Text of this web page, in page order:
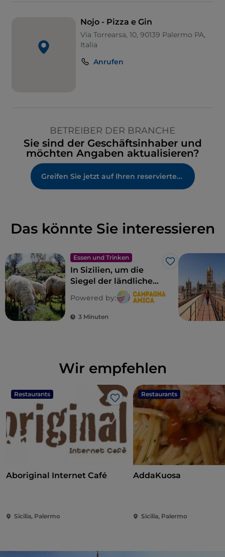
Nojo - Pizza e Gin
Via Torrearsa, 10, 90139 Palermo PA,
Italia
Anrufen
BETREIBER DER BRANCHE
Sie sind der Geschäftsinhaber und
möchten Angaben aktualisieren?
Greifen Sie jetzt auf Ihren reservierten Bereich zu
Das könnte Sie interessieren
Essen und Trinken
Like
In Sizilien, um die
Siegel der ländlichen
Biodiversität zu
entdecken
Powered by:
3 Minuten
Wir empfehlen
Restaurants
Like
Aboriginal Internet Café
Sicilia, Palermo
Restaurants
AddaKuosa
Sicilia, Palermo